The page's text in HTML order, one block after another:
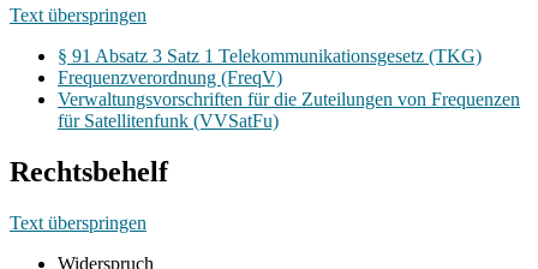
Text überspringen
§ 91 Absatz 3 Satz 1 Telekommunikationsgesetz (TKG)
Frequenzverordnung (FreqV)
Verwaltungsvorschriften für die Zuteilungen von Frequenzen
für Satellitenfunk (VVSatFu)
Rechtsbehelf
Text überspringen
Widerspruch